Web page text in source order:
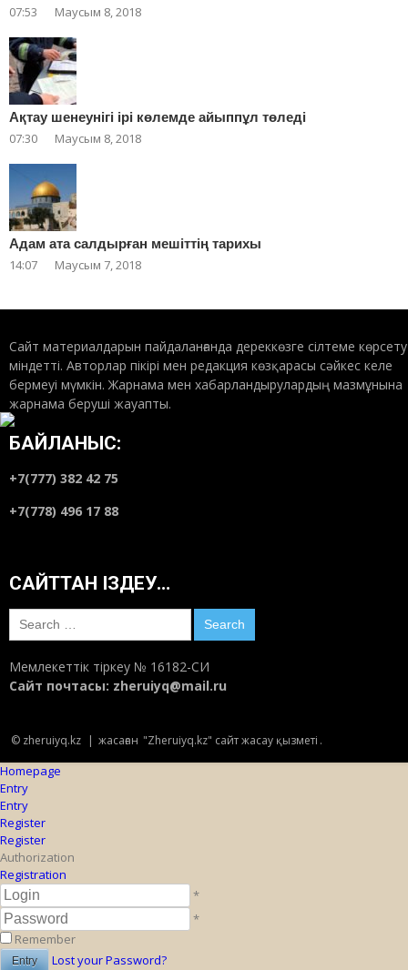
07:53 Маусым 8, 2018
Ақтау шенеунігі ірі көлемде айыппұл төледі
07:30 Маусым 8, 2018
Адам ата салдырған мешіттің тарихы
14:07 Маусым 7, 2018
Сайт материалдарын пайдаланғанда дереккөзге сілтеме көрсету
міндетті. Авторлар пікірі мен редакция көзқарасы сәйкес келе
бермеуі мүмкін. Жарнама мен хабарландырулардың мазмұнына
жарнама беруші жауапты.
БАЙЛАНЫС:
+7(777) 382 42 75
+7(778) 496 17 88
САЙТТАН ІЗДЕУ…
Search
for:
Мемлекеттік тіркеу № 16182-СИ
Сайт почтасы: zheruiyq@mail.ru
© zheruiyq.kz | жасаған "Zheruiyq.kz" сайт жасау қызметі .
Homepage
Entry
Entry
Register
Register
Authorization
Registration
*
*
Remember
Lost your Password?